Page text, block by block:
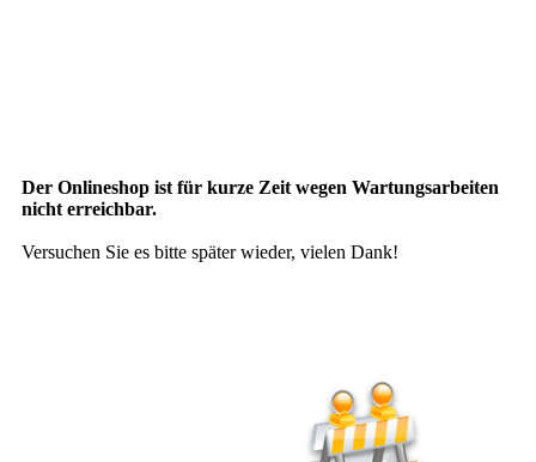
Der Onlineshop ist für kurze Zeit wegen Wartungsarbeiten
nicht erreichbar.
Versuchen Sie es bitte später wieder, vielen Dank!